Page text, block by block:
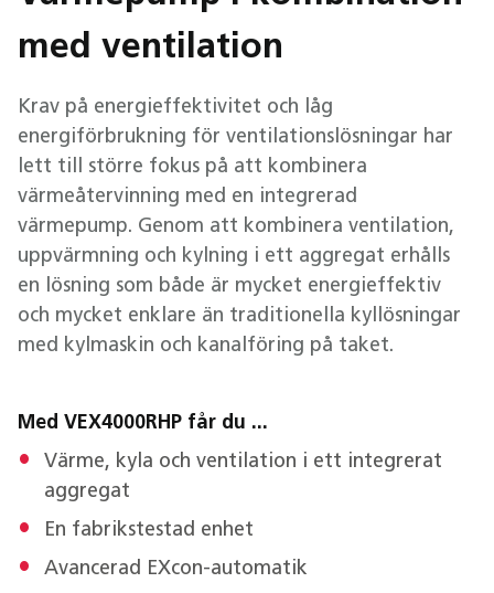
med ventilation
Krav på energieffektivitet och låg
energiförbrukning för ventilationslösningar har
lett till större fokus på att kombinera
värmeåtervinning med en integrerad
värmepump. Genom att kombinera ventilation,
uppvärmning och kylning i ett aggregat erhålls
en lösning som både är mycket energieffektiv
och mycket enklare än traditionella kyllösningar
med kylmaskin och kanalföring på taket.
Med VEX4000RHP får du ...
Värme, kyla och ventilation i ett integrerat
aggregat
En fabrikstestad enhet
Avancerad EXcon-automatik